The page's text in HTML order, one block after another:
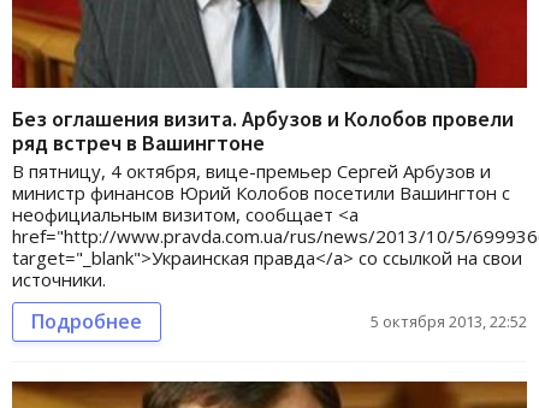
Без оглашения визита. Арбузов и Колобов провели
ряд встреч в Вашингтоне
В пятницу, 4 октября, вице-премьер Сергей Арбузов и
министр финансов Юрий Колобов посетили Вашингтон с
неофициальным визитом, сообщает <a
href="http://www.pravda.com.ua/rus/news/2013/10/5/
target="_blank">Украинская правда</a> со ссылкой на свои
источники.
Подробнее 5 октября 2013, 22:52